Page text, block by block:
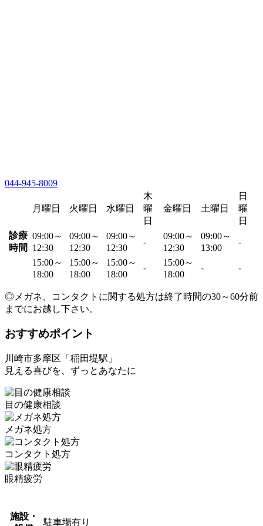
044-945-8009
月曜日 火曜日 水曜日
木
曜
日
金曜日 土曜日
日
曜
日
診療
時間
09:00～
12:30
09:00～
12:30
09:00～
12:30
-
09:00～
12:30
09:00～
13:00
-
15:00～
18:00
15:00～
18:00
15:00～
18:00
-
15:00～
18:00
- -
◎メガネ、コンタクトに関する処方は終了時間の30～60分前
までにお越し下さい。
おすすめポイント
川崎市多摩区「稲田堤駅」
見える喜びを、ずっとあなたに
目の健康相談
メガネ処方
コンタクト処方
眼精疲労
施設・
駐車場有り